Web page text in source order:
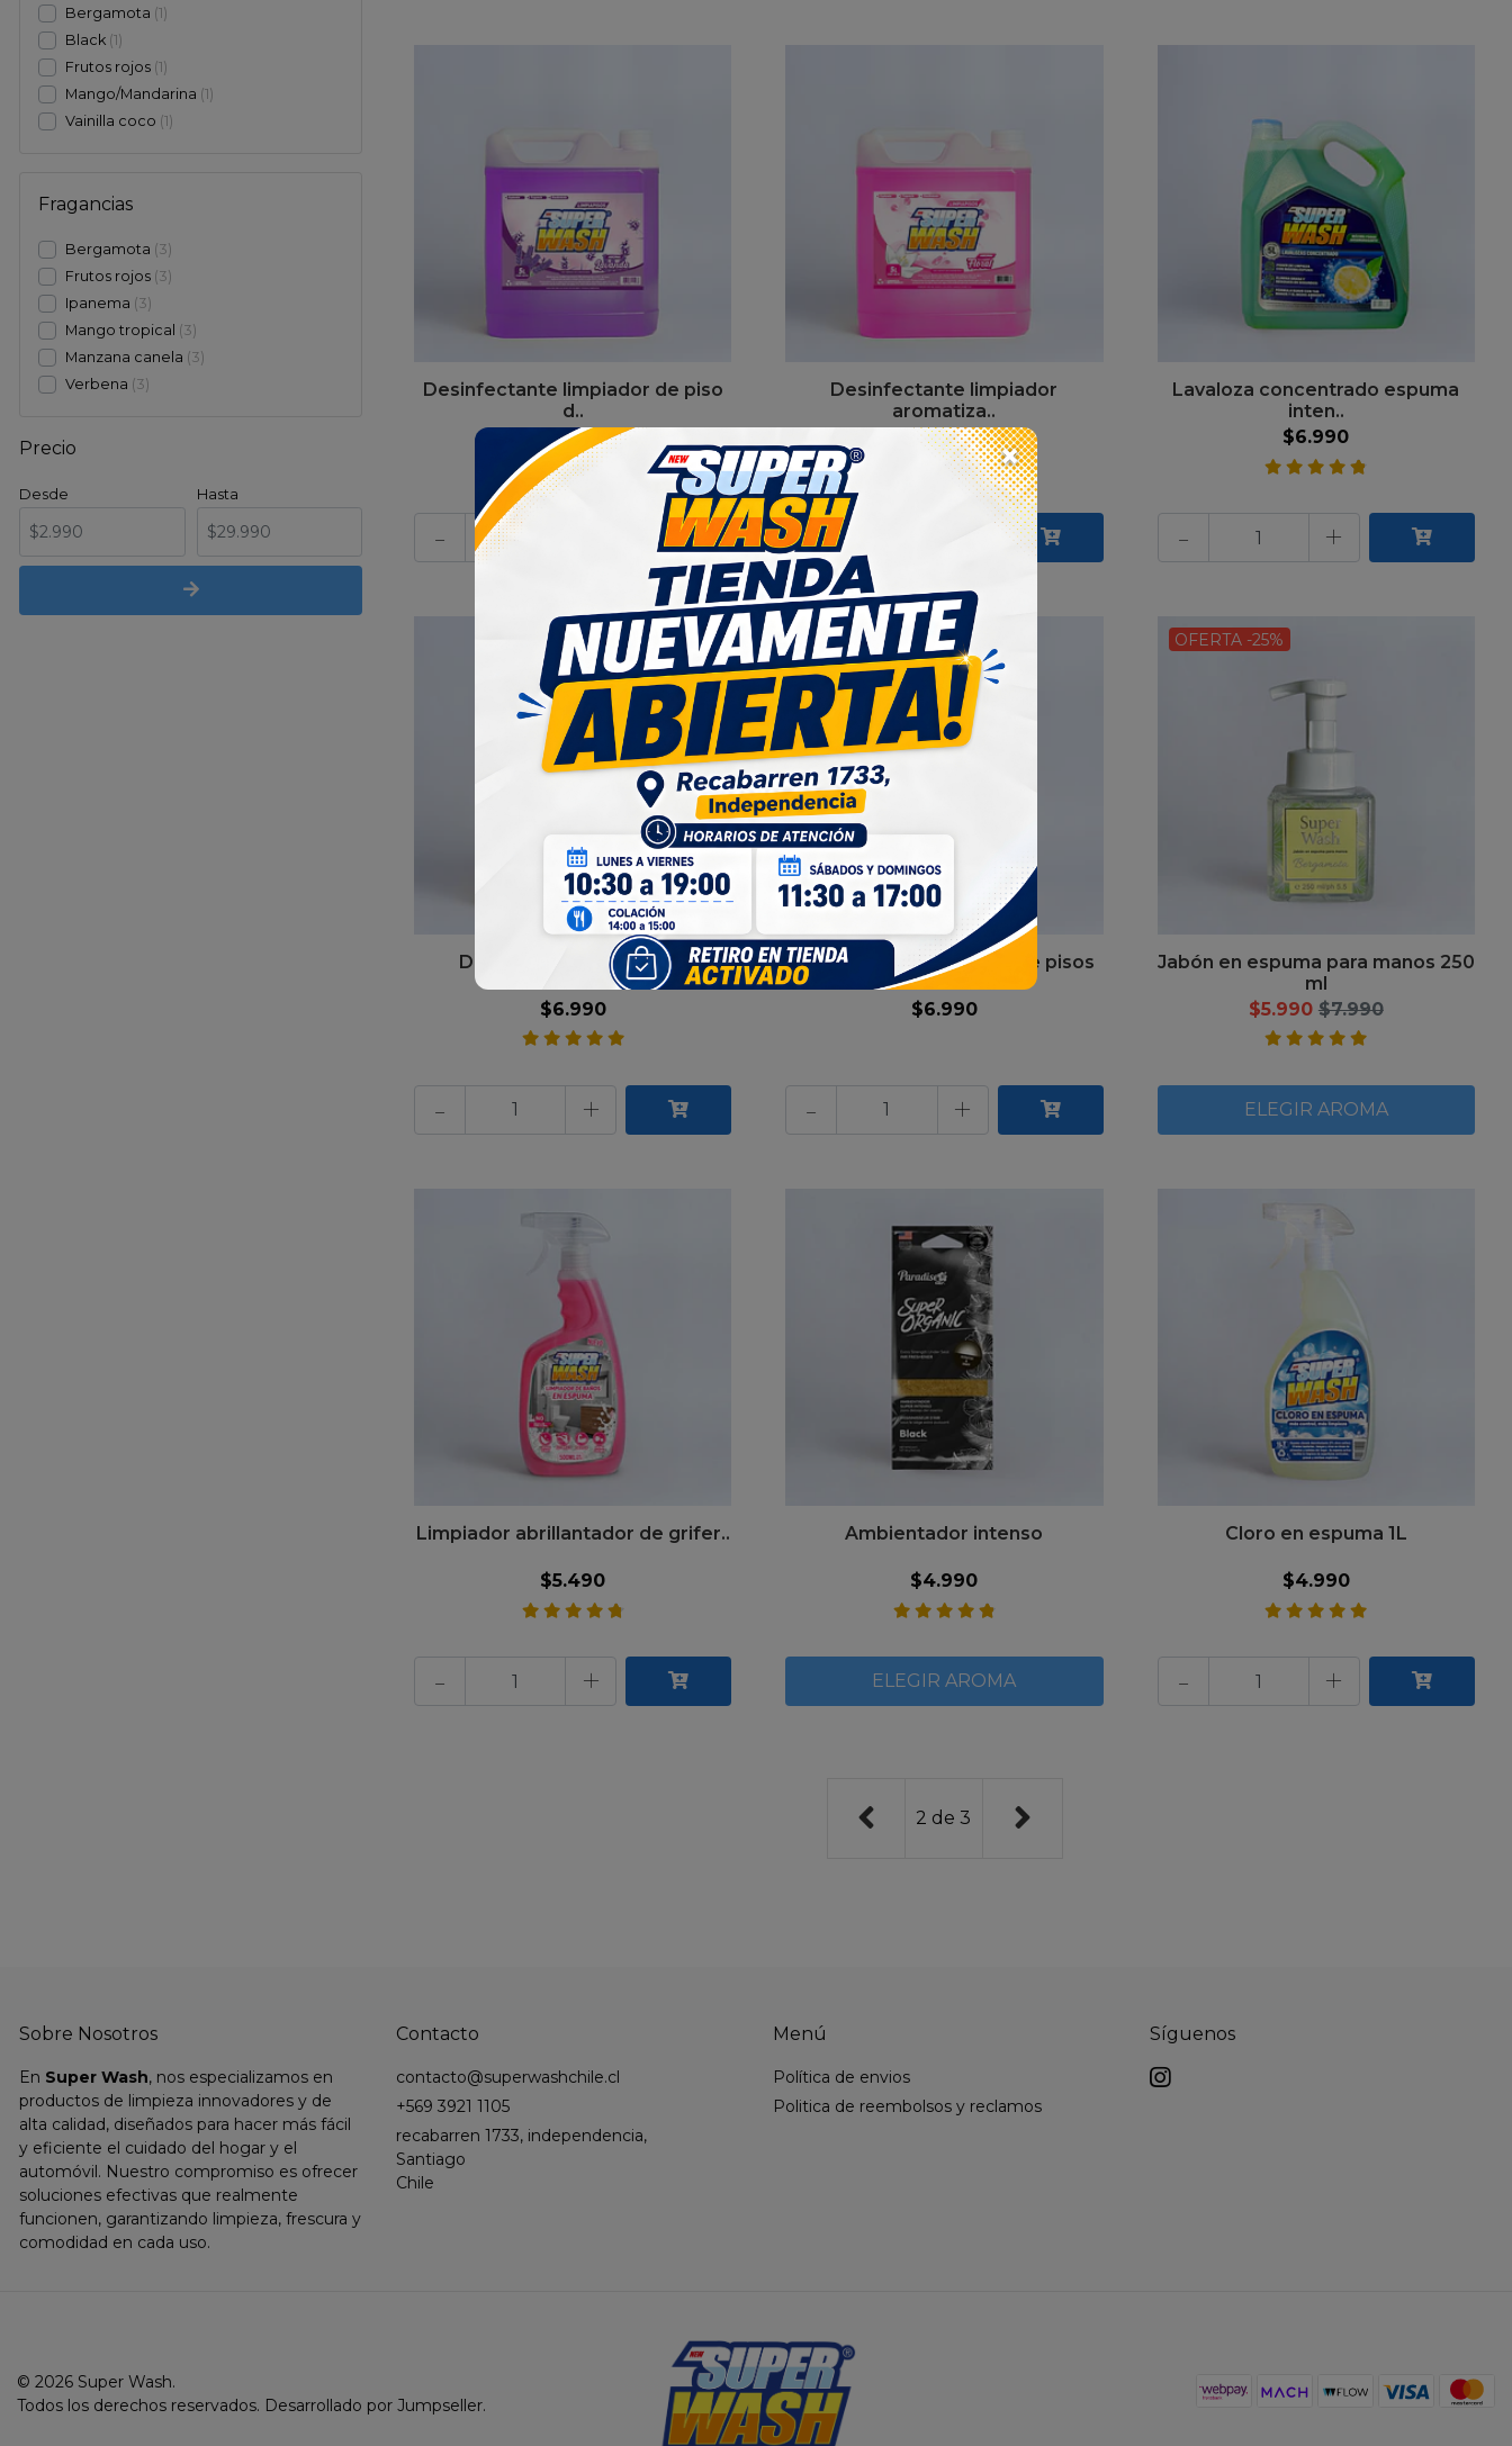
Bergamota 1
Black 1
Frutos rojos 1
Mango/Mandarina 1
Vainilla coco 1
Fragancias
Bergamota 3
Frutos rojos 3
Ipanema 3
Mango tropical
3
Manzana canela 3
Verbena 3
Precio
Desde Hasta
Desinfectante limpiador de piso
d..
$6.990
-
Desinfectante limpiador
aromatiza..
$6.990
-
Lavaloza concentrado espuma
inten..
$6.990
- +
Desinfectante limpiador
aromatiza..
$6.990
- +
limpiador aromatizante de pisos
B..
$6.990
- +
OFERTA -25%
Jabón en espuma para manos 250
ml
$5.990 $7.990
ELEGIR AROMA
Limpiador abrillantador de grifer..
$5.490
- +
Ambientador intenso
$4.990
ELEGIR AROMA
Cloro en espuma 1L
$4.990
- +
2 de 3
Sobre Nosotros
En Super Wash, nos especializamos en
productos de limpieza innovadores y de
alta calidad, diseñados para hacer más fácil
y eficiente el cuidado del hogar y el
automóvil. Nuestro compromiso es ofrecer
soluciones efectivas que realmente
funcionen, garantizando limpieza, frescura y
comodidad en cada uso.
Contacto
contacto@superwashchile.cl
+569 3921 1105
recabarren 1733, independencia,
Santiago
Chile
Menú
Política de envios
Politica de reembolsos y reclamos
Síguenos
© 2026 Super Wash.
Todos los derechos reservados. Desarrollado por Jumpseller.
×